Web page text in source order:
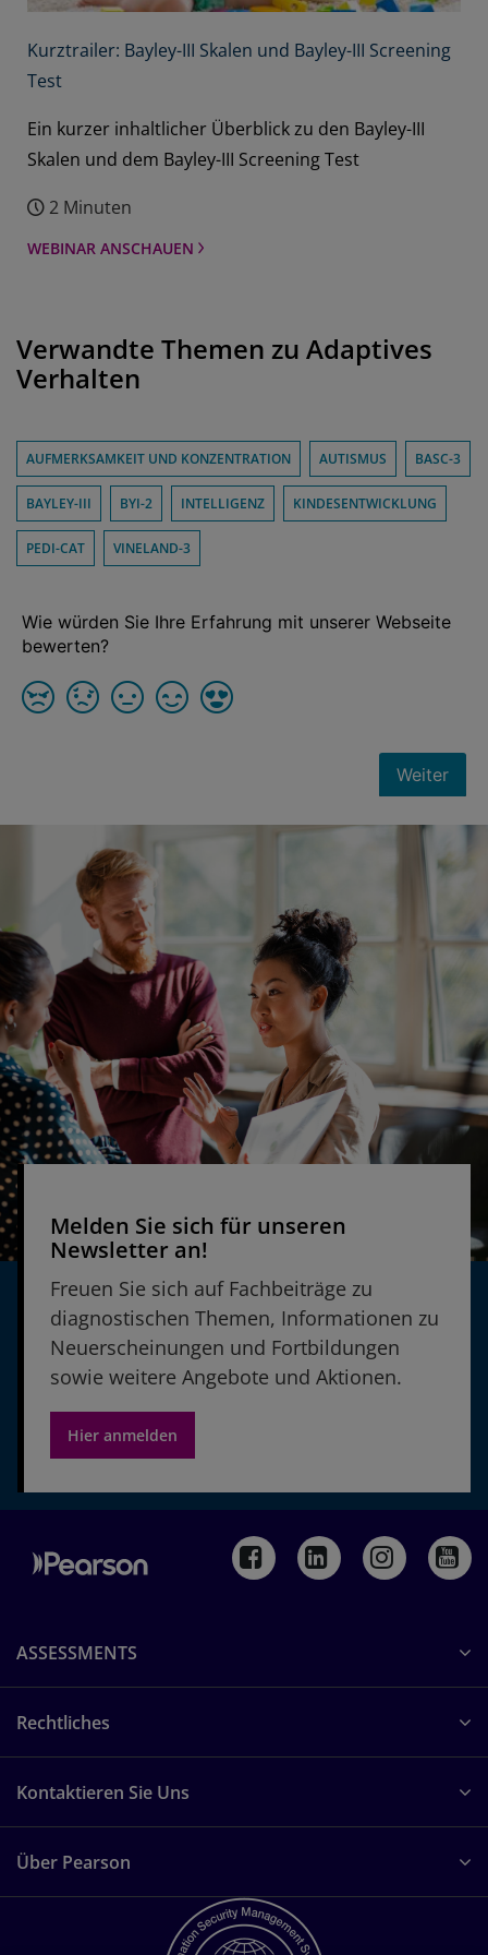
Ergebnisinterpretation stehen Ihnen
umfassende Testverfahren zur Verfügung. In
verschiedenen Altersgruppen.
Screening Test
WHITEPAPER ANZEIGEN
Kurztrailer: Bayley-III Skalen und Bayley-III Screening
Test
Ein kurzer inhaltlicher Überblick zu den Bayley-III
Skalen und dem Bayley-III Screening Test
2 Minuten
WEBINAR ANSCHAUEN
Verwandte Themen zu Adaptives
Verhalten
AUFMERKSAMKEIT UND KONZENTRATION AUTISMUS BASC-3
BAYLEY-III BYI-2 INTELLIGENZ KINDESENTWICKLUNG
PEDI-CAT VINELAND-3
Melden Sie sich für unseren
Newsletter an!
Freuen Sie sich auf Fachbeiträge zu
diagnostischen Themen, Informationen zu
Neuerscheinungen und Fortbildungen
sowie weitere Angebote und Aktionen.
Hier anmelden
ASSESSMENTS
Rechtliches
Kontaktieren Sie Uns
Über Pearson